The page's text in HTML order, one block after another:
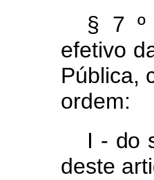
§ 7
efetivo d
Pública,
ordem:
I - do
deste